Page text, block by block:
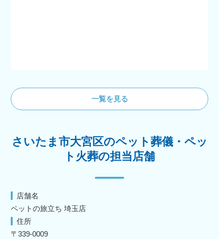
一覧を見る
さいたま市大宮区のペット葬儀・ペッ
ト火葬の担当店舗
店舗名
ペットの旅立ち 埼玉店
住所
〒339-0009